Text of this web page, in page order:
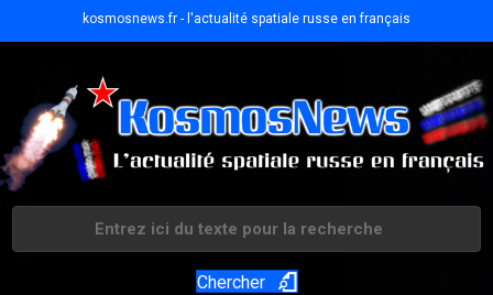
kosmosnews.fr - l'actualité spatiale russe en français
Chercher